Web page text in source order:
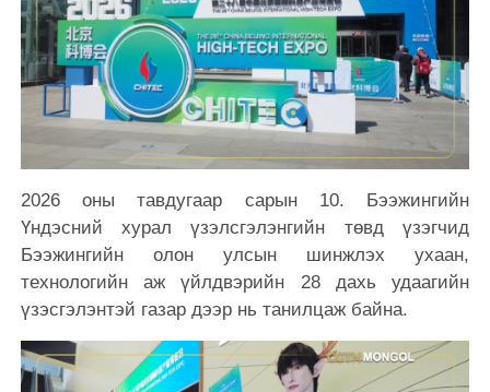
2026 оны тавдугаар сарын 10. Бээжингийн
Үндэсний хурал үзэлсгэлэнгийн төвд үзэгчид
Бээжингийн олон улсын шинжлэх ухаан,
технологийн аж үйлдвэрийн 28 дахь удаагийн
үзэсгэлэнтэй газар дээр нь танилцаж байна.